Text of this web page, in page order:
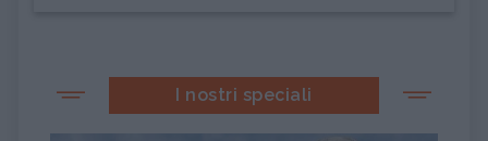
I nostri speciali